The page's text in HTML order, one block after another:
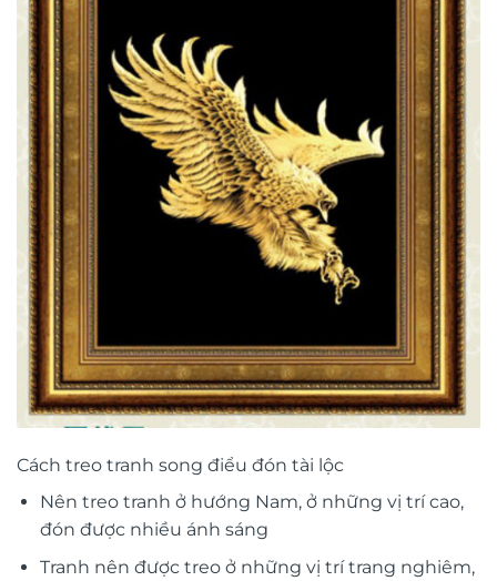
Cách treo tranh song điểu đón tài lộc
Nên treo tranh ở hướng Nam, ở những vị trí cao,
đón được nhiều ánh sáng
Tranh nên được treo ở những vị trí trang nghiêm,